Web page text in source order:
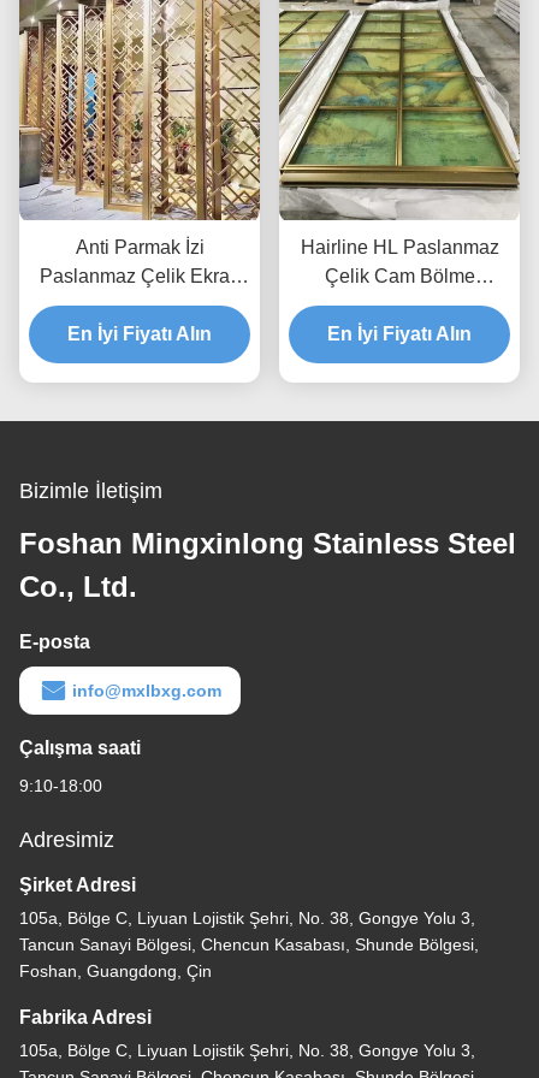
Anti Parmak İzi
Paslanmaz Çelik Ekran
Bölme Lazer Kesim Altın
Metal Oda Bölücü AISI
JIS
En İyi Fiyatı Alın
Hairline HL Paslanmaz
Çelik Cam Bölme
120*300cm Dekoratif Sac
Paneller
En İyi Fiyatı Alın
Bizimle İletişim
Foshan Mingxinlong Stainless Steel
Co., Ltd.
E-posta
info@mxlbxg.com
Çalışma saati
9:10-18:00
Adresimiz
Şirket Adresi
105a, Bölge C, Liyuan Lojistik Şehri, No. 38, Gongye Yolu 3,
Tancun Sanayi Bölgesi, Chencun Kasabası, Shunde Bölgesi,
Foshan, Guangdong, Çin
Fabrika Adresi
105a, Bölge C, Liyuan Lojistik Şehri, No. 38, Gongye Yolu 3,